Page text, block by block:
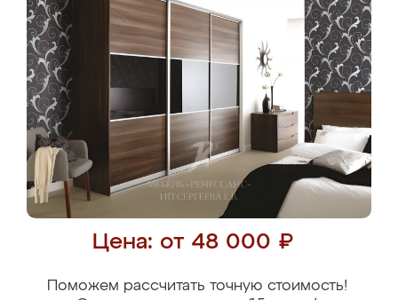
Цена: от 48 000 ₽
Поможем рассчитать точную стоимость!